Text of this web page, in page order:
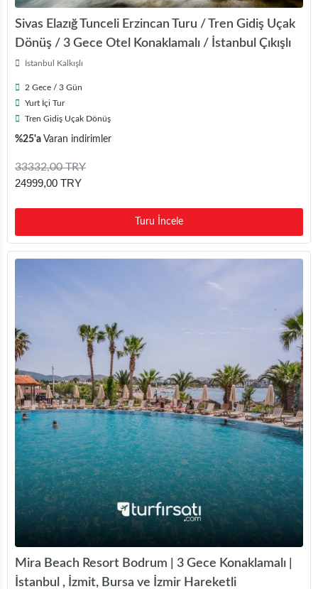
Sivas Elazığ Tunceli Erzincan Turu / Tren Gidiş Uçak
Dönüş / 3 Gece Otel Konaklamalı / İstanbul Çıkışlı
İstanbul Kalkışlı
2 Gece / 3 Gün
Yurt İçi Tur
Tren Gidiş Uçak Dönüş
%25'a Varan indirimler
33332,00 TRY
24999,00 TRY
Turu İncele
Mira Beach Resort Bodrum | 3 Gece Konaklamalı |
İstanbul , İzmit, Bursa ve İzmir Hareketli